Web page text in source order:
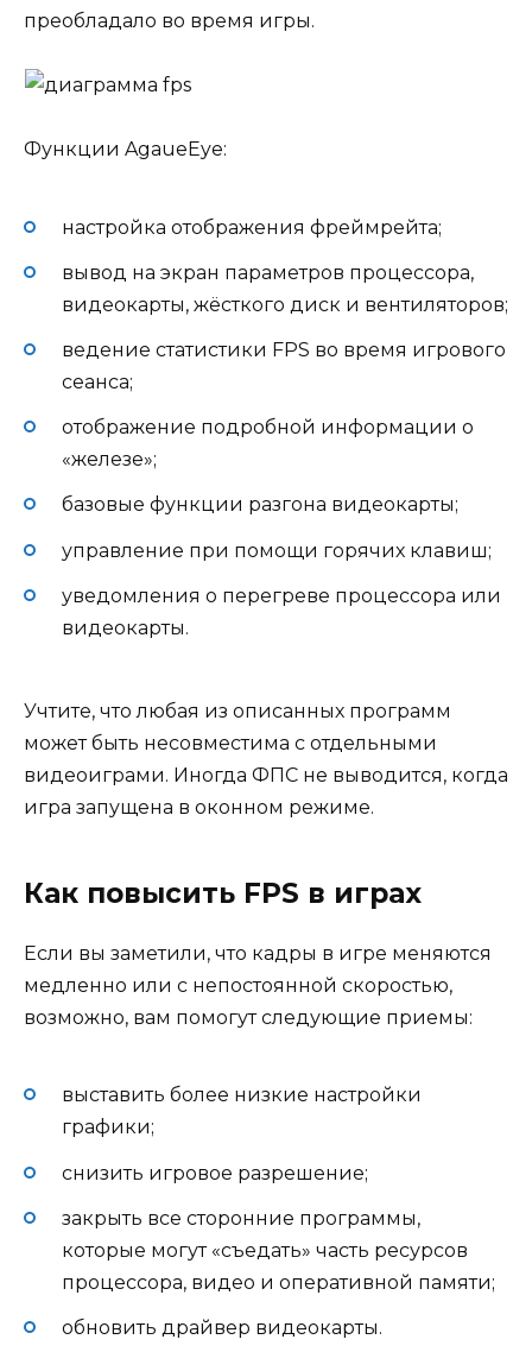
преобладало во время игры.
Функции AgaueEye:
настройка отображения фреймрейта;
вывод на экран параметров процессора,
видеокарты, жёсткого диск и вентиляторов;
ведение статистики FPS во время игрового
сеанса;
отображение подробной информации о
«железе»;
базовые функции разгона видеокарты;
управление при помощи горячих клавиш;
уведомления о перегреве процессора или
видеокарты.
Учтите, что любая из описанных программ
может быть несовместима с отдельными
видеоиграми. Иногда ФПС не выводится, когда
игра запущена в оконном режиме.
Как повысить FPS в играх
Если вы заметили, что кадры в игре меняются
медленно или с непостоянной скоростью,
возможно, вам помогут следующие приемы:
выставить более низкие настройки
графики;
снизить игровое разрешение;
закрыть все сторонние программы,
которые могут «съедать» часть ресурсов
процессора, видео и оперативной памяти;
обновить драйвер видеокарты.